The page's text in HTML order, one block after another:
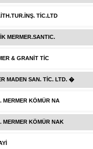
TİC.LTD
MERMER.SANTIC.
& GRANİT TİC
MADEN SAN. TİC. LTD. �
MERMER KÖMÜR NA
MERMER KÖMÜR NAK